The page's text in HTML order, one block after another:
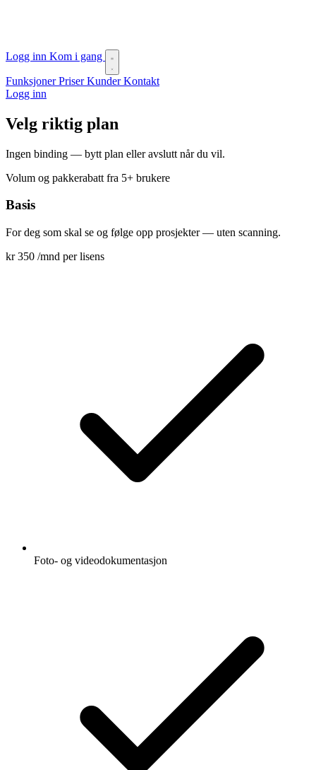
Logg inn Kom i gang
FunksjonerPriserKunderKontakt
Logg inn
Velg riktig plan
Ingen binding — bytt plan eller avslutt når du vil.
Volum og pakkerabatt fra 5+ brukere
Basis
For deg som skal se og følge opp prosjekter — uten scanning.
kr 350 /mnd per lisens
Foto- og videodokumentasjon